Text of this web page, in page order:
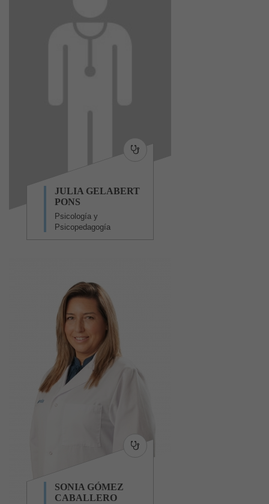
JULIA GELABERT
PONS
Psicología y
Psicopedagogía
SONIA GÓMEZ
CABALLERO